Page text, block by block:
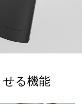
せる機能